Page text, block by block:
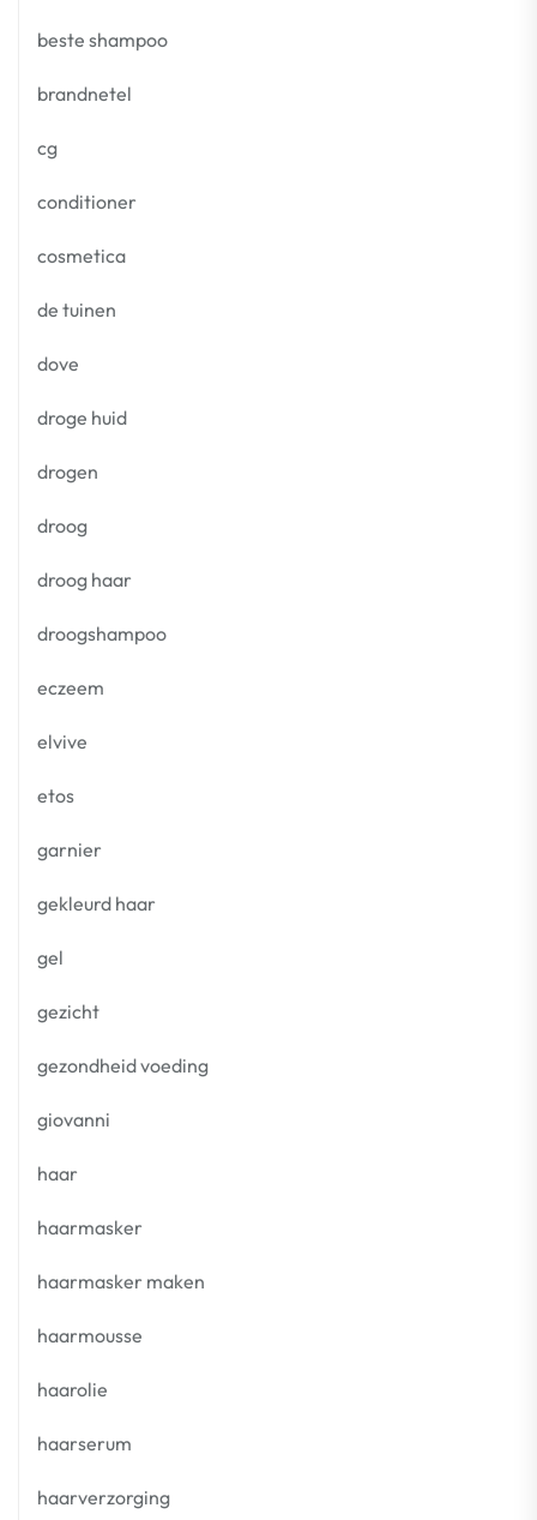
beste shampoo
brandnetel
cg
conditioner
cosmetica
de tuinen
dove
droge huid
drogen
droog
droog haar
droogshampoo
eczeem
elvive
etos
garnier
gekleurd haar
gel
gezicht
gezondheid voeding
giovanni
haar
haarmasker
haarmasker maken
haarmousse
haarolie
haarserum
haarverzorging